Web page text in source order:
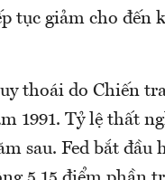
tục giảm cho đến
thoái do Chiến
1991. Tỷ lệ thất
sau. Fed bắt đầu